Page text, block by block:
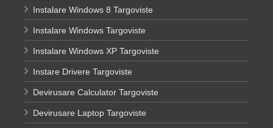
Instalare Windows 8 Targoviste
Instalare Windows Targoviste
Instalare Windows XP Targoviste
Instare Drivere Targoviste
Devirusare Calculator Targoviste
Devirusare Laptop Targoviste